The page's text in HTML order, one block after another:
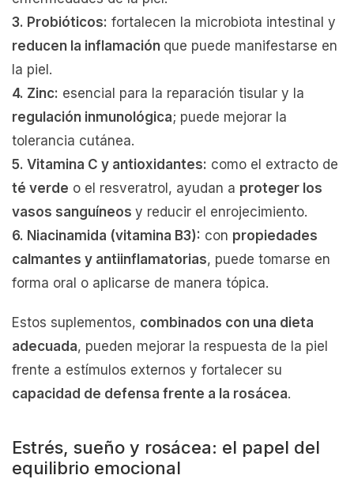
3. Probióticos: fortalecen la microbiota intestinal y
reducen la inflamación que puede manifestarse en
la piel.
4. Zinc: esencial para la reparación tisular y la
regulación inmunológica; puede mejorar la
tolerancia cutánea.
5. Vitamina C y antioxidantes: como el extracto de
té verde o el resveratrol, ayudan a proteger los
vasos sanguíneos y reducir el enrojecimiento.
6. Niacinamida (vitamina B3): con propiedades
calmantes y antiinflamatorias, puede tomarse en
forma oral o aplicarse de manera tópica.
Estos suplementos, combinados con una dieta
adecuada, pueden mejorar la respuesta de la piel
frente a estímulos externos y fortalecer su
capacidad de defensa frente a la rosácea.
Estrés, sueño y rosácea: el papel del
equilibrio emocional